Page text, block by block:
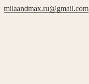
milaandmax.ru@gmail.com